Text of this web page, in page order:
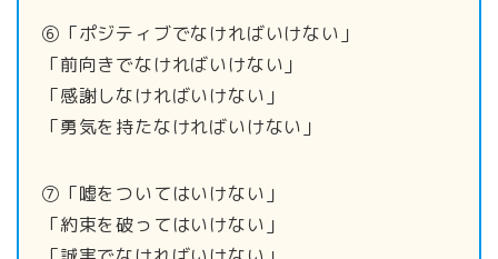
⑥「ポジティブでなければいけない」
「前向きでなければいけない」
「感謝しなければいけない」
「勇気を持たなければいけない」
⑦「嘘をついてはいけない」
「約束を破ってはいけない」